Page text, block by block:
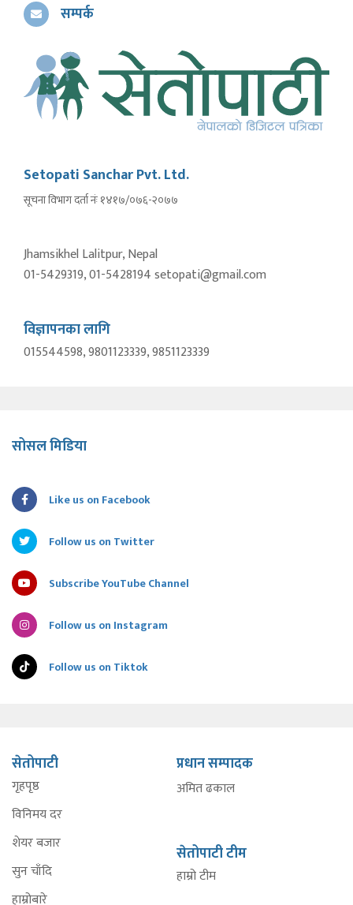
सम्पर्क
Setopati Sanchar Pvt. Ltd.
सूचना विभाग दर्ता नंः १४१७/०७६-२०७७
Jhamsikhel Lalitpur, Nepal
01-5429319, 01-5428194 setopati@gmail.com
विज्ञापनका लागि
015544598, 9801123339, 9851123339
सोसल मिडिया
Like us on Facebook
Follow us on Twitter
Subscribe YouTube Channel
Follow us on Instagram
Follow us on Tiktok
सेतोपाटी
गृहपृष्ठ
विनिमय दर
शेयर बजार
सुन चाँदि
हाम्रोबारे
प्रधान सम्पादक
अमित ढकाल
सेतोपाटी टीम
हाम्रो टीम